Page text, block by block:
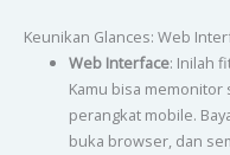
Keunikan Glances: Web
Web Interface: Inilah
Kamu bisa
perangkat mobile.
buka browser, dan